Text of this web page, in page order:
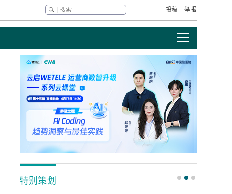
投稿 | 举报
特别策划